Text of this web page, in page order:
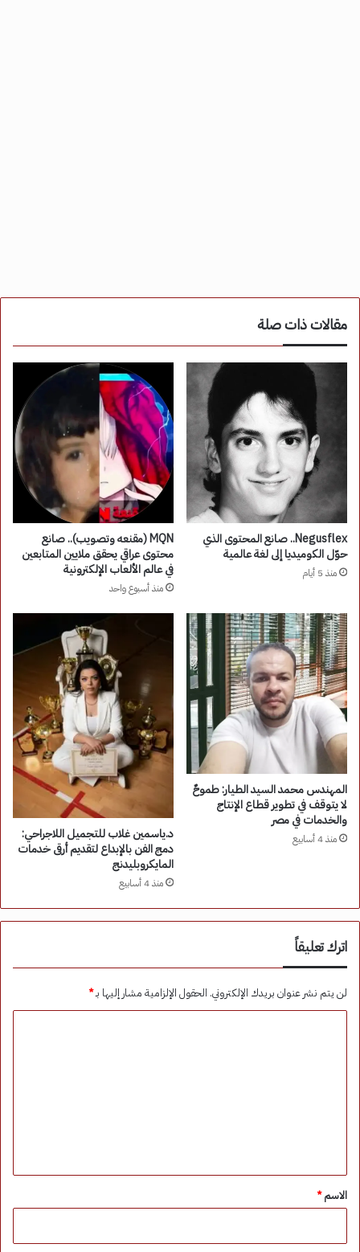
مقالات ذات صلة
Negusflex.. صانع المحتوى الذي
حوّل الكوميديا إلى لغة عالمية
منذ 5 أيام
MQN (مقنعه وتصويب).. صانع
محتوى عراقي يحقق ملايين المتابعين
في عالم الألعاب الإلكترونية
منذ أسبوع واحد
المهندس محمد السيد الطيار: طموحٌ
لا يتوقف في تطوير قطاع الإنتاج
والخدمات في مصر
منذ 4 أسابيع
د.ياسمين غلاب للتجميل اللاجراحي:
دمج الفن بالإبداع لتقديم أرقى خدمات
المايكروبليدنج
منذ 4 أسابيع
اترك تعليقاً
لن يتم نشر عنوان بريدك الإلكتروني. الحقول الإلزامية مشار إليها بـ*
*
الاسم*